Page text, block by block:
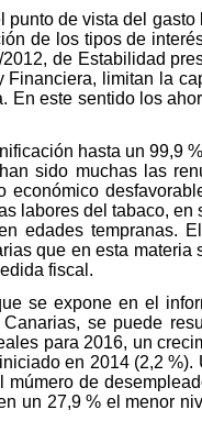
punto de vista del
de los tipos de
de Estabilidad
limitan la
En este sentido los
hasta un 99,9
sido muchas las
económico
labores del tabaco,
edades
que en esta
fiscal.
se expone en el
se puede
para 2016, un
en 2014 (2,2
de
un 27,9 % el menor